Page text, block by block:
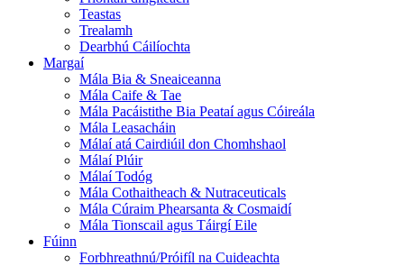
Teastas
Trealamh
Dearbhú Cáilíochta
Margaí
Mála Bia & Sneaiceanna
Mála Caife & Tae
Mála Pacáistithe Bia Peataí agus Cóireála
Mála Leasacháin
Málaí atá Cairdiúil don Chomhshaol
Málaí Plúir
Málaí Todóg
Mála Cothaitheach & Nutraceuticals
Mála Cúraim Phearsanta & Cosmaidí
Mála Tionscail agus Táirgí Eile
Fúinn
Forbhreathnú/Próifíl na Cuideachta